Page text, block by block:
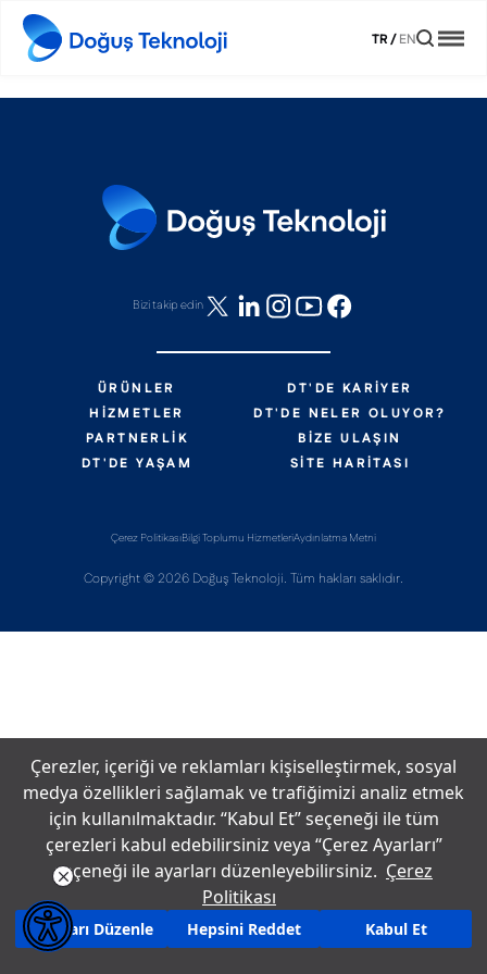
Çerezler, içeriği ve reklamları kişiselleştirmek, sosyal
medya özellikleri sağlamak ve trafiğimizi analiz etmek
için kullanılmaktadır. “Kabul Et” seçeneği ile tüm
çerezleri kabul edebilirsiniz veya “Çerez Ayarları”
seçeneği ile ayarları düzenleyebilirsiniz. Çerez
Politikası
Ayarları Düzenle Hepsini Reddet Kabul Et
TR/EN
Bizi takip edin
ÜRÜNLER
DT'DE KARIYER
HIZMETLER
DT'DE NELER OLUYOR?
PARTNERLIK
BIZE ULAŞIN
DT'DE YAŞAM
SITE HARITASI
Copyright © 2026 Doğuş Teknoloji. Tüm hakları saklıdır.
Çerez PolitikasıBilgi Toplumu HizmetleriAydınlatma Metni